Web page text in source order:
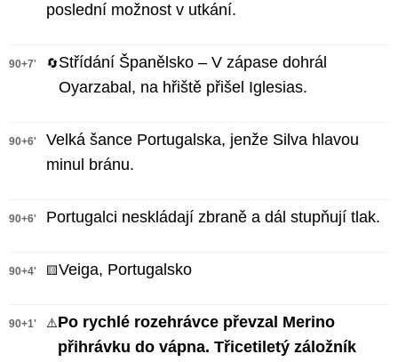
poslední možnost v utkání.
90+7' 🔄Střídání Španělsko – V zápase dohrál
Oyarzabal, na hřiště přišel Iglesias.
90+6'
Velká šance Portugalska, jenže Silva hlavou
minul bránu.
90+6' Portugalci neskládají zbraně a dál stupňují tlak.
90+4' 🟨Veiga, Portugalsko
90+1' ⚠️Po rychlé rozehrávce převzal Merino
přihrávku do vápna. Třicetiletý záložník